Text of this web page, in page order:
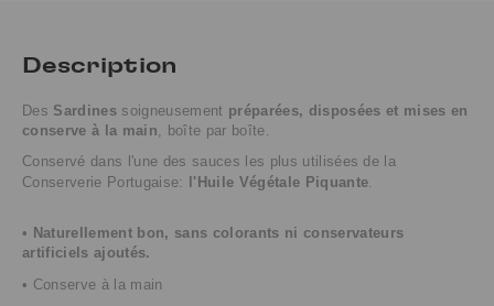
Description
Des Sardinessoigneusement préparées, disposées et mises en
conserve à la main , boîte par boîte.
Conservé dans l'une des sauces les plus utilisées de la
Conserverie Portugaise: l'Huile Végétale Piquante
• Naturellement bon, sans colorants ni conservateurs
artificiels ajoutés.
• Conserve à la main